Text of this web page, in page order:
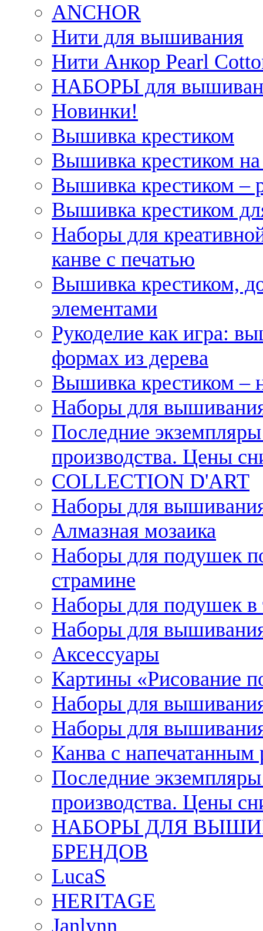
ANCHOR
Нити для вышивания
Нити Анкор Pearl
НАБОРЫ для
Новинки!
Вышивка крестиком
Вышивка крестиком
Вышивка крестиком –
Вышивка крестиком
Наборы для
канве с печатью
Вышивка крестиком,
элементами
Рукоделие как игра:
формах из дерева
Вышивка крестиком –
Наборы для
Последние
производства. Цены
COLLECTION D'ART
Наборы для
Алмазная мозаика
Наборы для подушек
страмине
Наборы для подушек в
Наборы для
Аксессуары
Картины «Рисование
Наборы для
Наборы для
Канва с напечатанным
Последние
производства. Цены
НАБОРЫ ДЛЯ
БРЕНДОВ
LucaS
HERITAGE
Janlynn